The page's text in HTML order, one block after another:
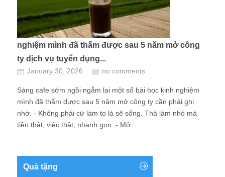
nghiệm mình đã thấm được sau 5 năm mở công
ty dịch vụ tuyển dụng...
January 30, 2026 no comments
Sáng cafe sớm ngồi ngẫm lại một số bài học kinh nghiệm
mình đã thấm được sau 5 năm mở công ty cần phải ghi
nhớ. - Không phải cứ làm to là sẽ sống. Thà làm nhỏ mà
tiền thật, việc thật, nhanh gọn. - Mở...
Quà tặng